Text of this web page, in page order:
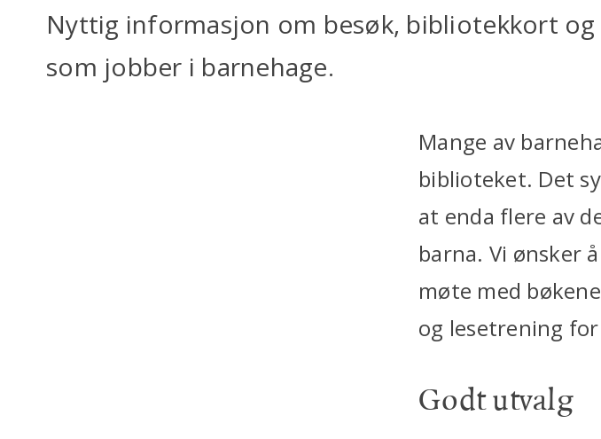
Nyttig informasjon om besøk, bibliotekkort
som jobber i barnehage.
Mange av
biblioteket. Det
at enda flere av
barna. Vi ønsker
møte med
og lesetrening
Godt utvalg